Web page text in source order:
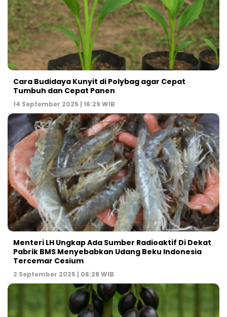
Cara Budidaya Kunyit di Polybag agar Cepat
Tumbuh dan Cepat Panen
14 September 2025 | 16:29 WIB
Menteri LH Ungkap Ada Sumber Radioaktif Di Dekat
Pabrik BMS Menyebabkan Udang Beku Indonesia
Tercemar Cesium
2 September 2025 | 06:28 WIB